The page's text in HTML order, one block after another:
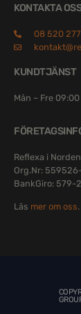
KONTAKTA OSS
08 520
KUNDTJÄNST
Mån – Fre
Reflexa i
Org.Nr:
BankGiro: 579-
Läs mer om oss.